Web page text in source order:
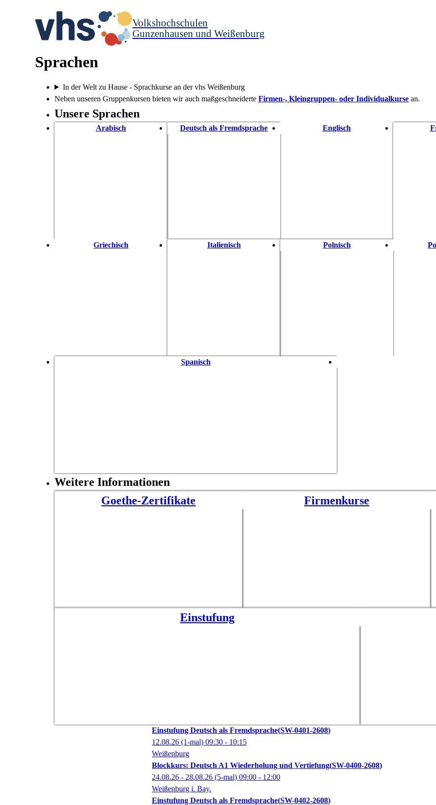
Volkshochschulen
Gunzenhausen und Weißenburg
Sprachen
In der Welt zu Hause - Sprachkurse an der vhs Weißenburg
Neben unseren Gruppenkursen bieten wir auch maßgeschneiderte Firmen-, Kleingruppen- oder Individualkurse an.
Unsere Sprachen
Arabisch Deutsch als Fremdsprache Englisch
Griechisch Italienisch Polnisch
Spanisch
Weitere Informationen
Goethe-Zertifikate
Firmenkurse
Einstufung
Einstufung Deutsch als Fremdsprache SW-0401-2608
12.08.26 (1-mal) 09:30 - 10:15
Weißenburg
Blockkurs: Deutsch A1 Wiederholung und Vertiefung SW-0400-2608
24.08.26 - 28.08.26 (5-mal) 09:00 - 12:00
Weißenburg i. Bay.
Einstufung Deutsch als Fremdsprache SW-0402-2608